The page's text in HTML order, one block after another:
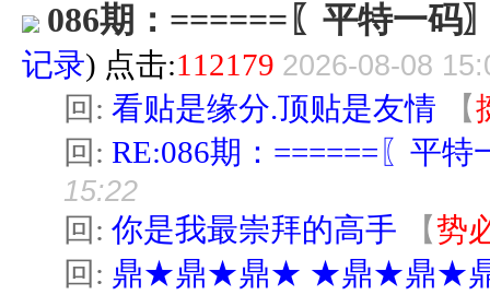
086期：======〖平特一码
记录) 点击:112179 2026-08-08
回: 看贴是缘分.顶贴是友情 【
回: RE:086期：======〖平特
15:22
回: 你是我最崇拜的高手 【势
回: 鼎★鼎★鼎★ ★鼎★鼎★